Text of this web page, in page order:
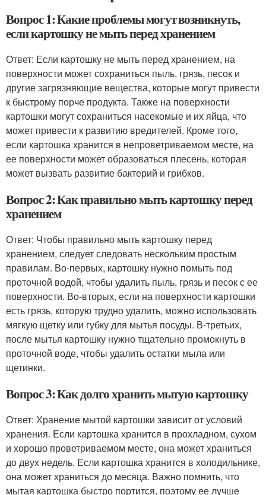
Вопрос 1: Какие проблемы могут возникнуть,
если картошку не мыть перед хранением
Ответ: Если картошку не мыть перед хранением, на
поверхности может сохраниться пыль, грязь, песок и
другие загрязняющие вещества, которые могут привести
к быстрому порче продукта. Также на поверхности
картошки могут сохраниться насекомые и их яйца, что
может привести к развитию вредителей. Кроме того,
если картошка хранится в непроветриваемом месте, на
ее поверхности может образоваться плесень, которая
может вызвать развитие бактерий и грибков.
Вопрос 2: Как правильно мыть картошку перед
хранением
Ответ: Чтобы правильно мыть картошку перед
хранением, следует следовать нескольким простым
правилам. Во-первых, картошку нужно помыть под
проточной водой, чтобы удалить пыль, грязь и песок с ее
поверхности. Во-вторых, если на поверхности картошки
есть грязь, которую трудно удалить, можно использовать
мягкую щетку или губку для мытья посуды. В-третьих,
после мытья картошку нужно тщательно промокнуть в
проточной воде, чтобы удалить остатки мыла или
щетинки.
Вопрос 3: Как долго хранить мытую картошку
Ответ: Хранение мытой картошки зависит от условий
хранения. Если картошка хранится в прохладном, сухом
и хорошо проветриваемом месте, она может храниться
до двух недель. Если картошка хранится в холодильнике,
она может храниться до месяца. Важно помнить, что
мытая картошка быстро портится, поэтому ее лучше